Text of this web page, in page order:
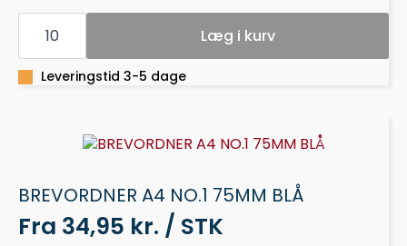
BREVORDNER
ELBA
50
MM
HVID
Læg i kurv
Leveringstid 3-5 dage
BREVORDNER A4 NO.1 75MM BLÅ
Fra 34,95 kr. / STK